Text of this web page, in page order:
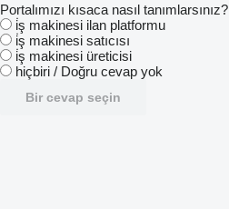
Portalımızı kısaca nasıl tanımlarsınız?
i̇ş makinesi ilan platformu
i̇ş makinesi satıcısı
i̇ş makinesi üreticisi
hiçbiri / Doğru cevap yok
Bir cevap seçin